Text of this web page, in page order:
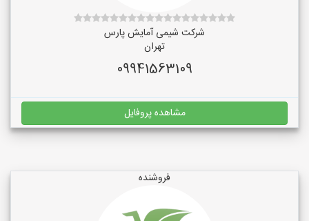
شرکت شیمی آمایش پارس
تهران
09941563109
مشاهده پروفایل
فروشنده